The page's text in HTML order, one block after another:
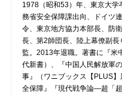
1978（昭和53）年、東京大
務省安全保障課出向、ドイツ
令、東京地方協力本部長、防
長、第2師団長、陸上幕僚副
監。2013年退職。著書に『
代新書）、『中国人民解放軍
事』（ワニブックス【PLUS
全保障』『現代戦争論―超「